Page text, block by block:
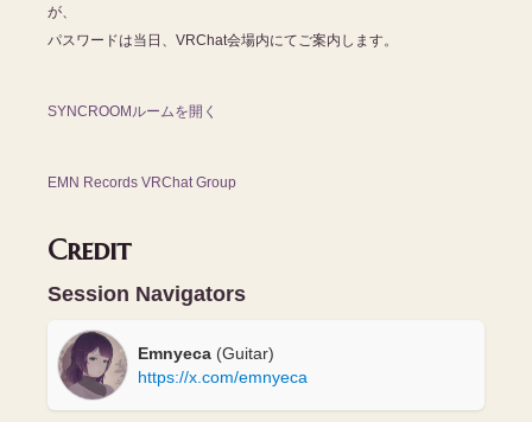
が、
パスワードは当日、VRChat会場内にてご案内します。
SYNCROOMルームを開く
EMN Records VRChat Group
Credit
Session Navigators
Emnyeca (Guitar)
https://x.com/emnyeca